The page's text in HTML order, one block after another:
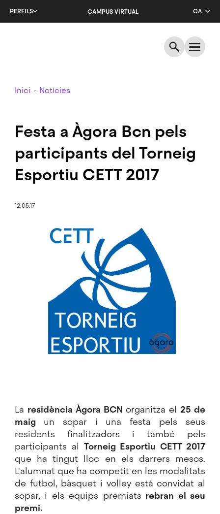
PERFILS CAMPUS VIRTUAL
CA
ES
Breadcrumb
Inici Notícies
Festa a Àgora Bcn pels
participants del Torneig
Esportiu CETT 2017
12.05.17
La residència Àgora BCN organitza el25 de
maig un sopar i una festa pels seus
residents finalitzadors i també pels
participants al Torneig Esportiu CETT 2017
que ha tingut lloc en els darrers mesos.
L'alumnat que ha competit en les modalitats
de futbol, bàsquet i volley està convidat al
sopar, i els equips premiats rebran el seu
premi.